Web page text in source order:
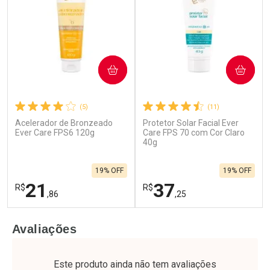
(5)
Acelerador de Bronzeado
Ever Care FPS6 120g
R$21 ,86
19% OFF
COMPRAR
Laboratório
Por Menos
(11)
Protetor Solar Facial Ever
Care FPS 70 com Cor Claro
40g
R$37,25
19% OFF
COMPRAR
Laboratório
Por Menos
Avaliações
Este produto ainda não tem avaliações